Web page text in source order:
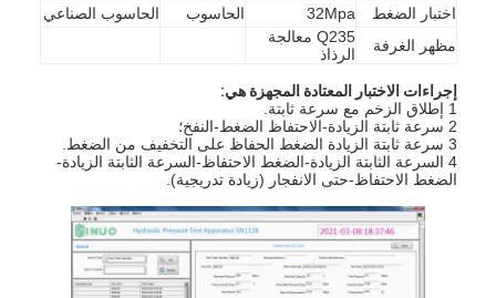
اختبار الضغط 32Mpa الحاسوب
الحاسوب الصناعي
مظهر الغرفة
Q235 معالجة
الرذاذ
إجراءات الاختبار المعتادة المجهزة هي:
1 إطلاق الزخم مع سرعة ثابتة.
2 سرعة ثابتة الزيادة-الاحتفاظ الضغط-النفخ؛
3 سرعة ثابتة الزيادة الضغط الحفاظ على التخفيف من الضغط.
4 السرعة الثابتة الزيادة-الضغط الاحتفاظ-السرعة الثابتة الزيادة-
الضغط الاحتفاظ-حتى الانفجار (زيادة تدريجية).